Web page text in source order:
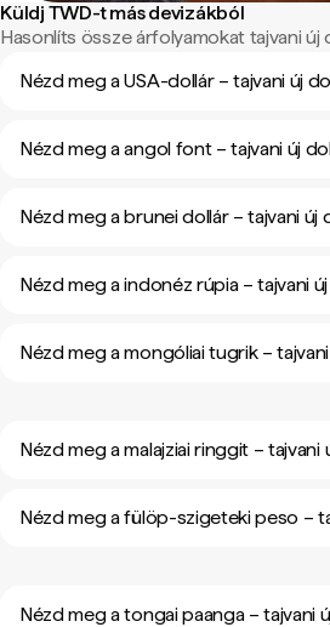
Küldj TWD-t más devizákból
Hasonlíts össze árfolyamokat tajvani új
Nézd meg a USA-dollár – tajvani új
Nézd meg a angol font – tajvani új
Nézd meg a brunei dollár – tajvani új
Nézd meg a indonéz rúpia – tajvani
Nézd meg a mongóliai tugrik –
Nézd meg a malajziai ringgit –
Nézd meg a fülöp-szigeteki peso –
Nézd meg a tongai paanga – tajvani